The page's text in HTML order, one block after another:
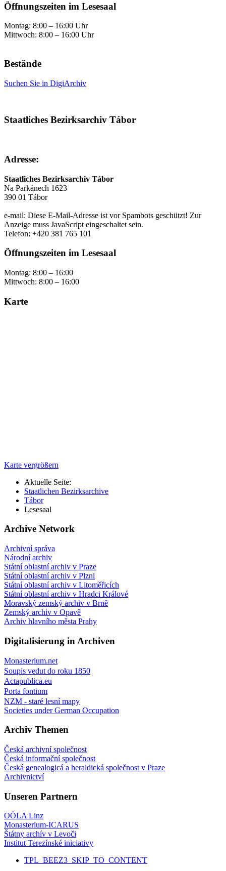
Öffnungszeiten im Lesesaal
Montag: 8:00 – 16:00 Uhr
Mittwoch: 8:00 – 16:00 Uhr
Bestände
Suchen Sie in DigiArchiv
Staatliches Bezirksarchiv Tábor
Adresse:
Staatliches Bezirksarchiv Tábor
Na Parkánech 1623
390 01 Tábor
e-mail: Diese E-Mail-Adresse ist vor Spambots geschützt! Zur
Anzeige muss JavaScript eingeschaltet sein.
Telefon: +420 381 765 101
Öffnungszeiten im Lesesaal
Montag: 8:00 – 16:00
Mittwoch: 8:00 – 16:00
Karte
Karte vergrößern
Aktuelle Seite:
Staatlichen Bezirksarchive
Tábor
Lesesaal
Archive Network
Archivní správa
Národní archiv
Státní oblastní archiv v Praze
Státní oblastní archiv v Plzni
Státní oblastní archiv v Litoměřicích
Státní oblastní archiv v Hradci Králové
Moravský zemský archiv v Brně
Zemský archiv v Opavě
Archiv hlavního města Prahy
Digitalisierung in Archiven
Monasterium.net
Soupis vedut do roku 1850
Actapublica.eu
Porta fontium
NZM - staré lesní mapy
Societies under German Occupation
Archiv Themen
Česká archivní společnost
Česká informační společnost
Česká genealogicá a heraldická společnost v Praze
Archivnictví
Unseren Partnern
OÖLA Linz
Monasterium-ICARUS
Štátny archív v Levoči
Institut Terezínské iniciativy
TPL_BEEZ3_SKIP_TO_CONTENT